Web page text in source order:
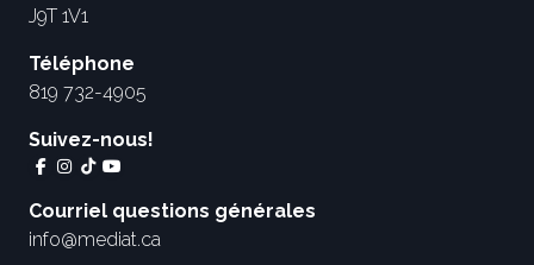
J9T 1V1
Téléphone
819 732-4905
Suivez-nous!
Courriel questions générales
info@mediat.ca